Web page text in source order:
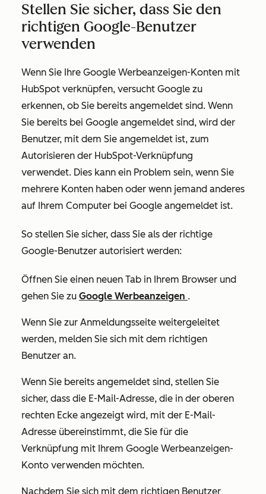
Stellen Sie sicher, dass Sie den
richtigen Google-Benutzer
verwenden
Wenn Sie Ihre Google Werbeanzeigen-Konten mit
HubSpot verknüpfen, versucht Google zu
erkennen, ob Sie bereits angemeldet sind. Wenn
Sie bereits bei Google angemeldet sind, wird der
Benutzer, mit dem Sie angemeldet ist, zum
Autorisieren der HubSpot-Verknüpfung
verwendet. Dies kann ein Problem sein, wenn Sie
mehrere Konten haben oder wenn jemand anderes
auf Ihrem Computer bei Google angemeldet ist.
So stellen Sie sicher, dass Sie als der richtige
Google-Benutzer autorisiert werden:
Öffnen Sie einen neuen Tab in Ihrem Browser und
gehen Sie zu Google Werbeanzeigen .
Wenn Sie zur Anmeldungsseite weitergeleitet
werden, melden Sie sich mit dem richtigen
Benutzer an.
Wenn Sie bereits angemeldet sind, stellen Sie
sicher, dass die E-Mail-Adresse, die in der oberen
rechten Ecke angezeigt wird, mit der E-Mail-
Adresse übereinstimmt, die Sie für die
Verknüpfung mit Ihrem Google Werbeanzeigen-
Konto verwenden möchten.
Nachdem Sie sich mit dem richtigen Benutzer